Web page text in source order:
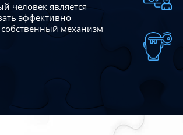
человек является
эффективно
собственный механизм